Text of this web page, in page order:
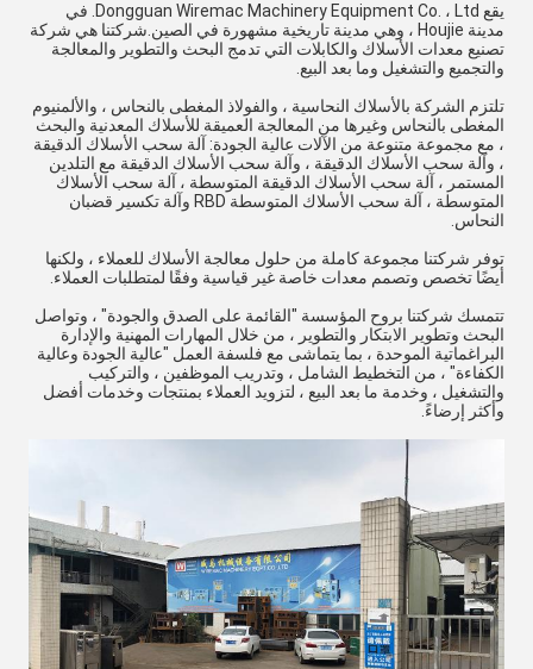
يقع Dongguan Wiremac Machinery Equipment Co. ، Ltd. في
مدينة Houjie ، وهي مدينة تاريخية مشهورة في الصين.شركتنا هي شركة
تصنيع معدات الأسلاك والكابلات التي تدمج البحث والتطوير والمعالجة
والتجميع والتشغيل وما بعد البيع.
تلتزم الشركة بالأسلاك النحاسية ، والفولاذ المغطى بالنحاس ، والألمنيوم
المغطى بالنحاس وغيرها من المعالجة العميقة للأسلاك المعدنية والبحث
، مع مجموعة متنوعة من الآلات عالية الجودة: آلة سحب الأسلاك الدقيقة
، وآلة سحب الأسلاك الدقيقة ، وآلة سحب الأسلاك الدقيقة مع التلدين
المستمر ، آلة سحب الأسلاك الدقيقة المتوسطة ، آلة سحب الأسلاك
المتوسطة ، آلة سحب الأسلاك المتوسطة RBD وآلة تكسير قضبان
النحاس.
توفر شركتنا مجموعة كاملة من حلول معالجة الأسلاك للعملاء ، ولكنها
أيضًا تخصص وتصمم معدات خاصة غير قياسية وفقًا لمتطلبات العملاء.
تتمسك شركتنا بروح المؤسسة "القائمة على الصدق والجودة" ، وتواصل
البحث وتطوير الابتكار والتطوير ، من خلال المهارات المهنية والإدارة
البراغماتية الموحدة ، بما يتماشى مع فلسفة العمل "عالية الجودة وعالية
الكفاءة" ، من التخطيط الشامل ، وتدريب الموظفين ، والتركيب
والتشغيل ، وخدمة ما بعد البيع ، لتزويد العملاء بمنتجات وخدمات أفضل
وأكثر إرضاءً.